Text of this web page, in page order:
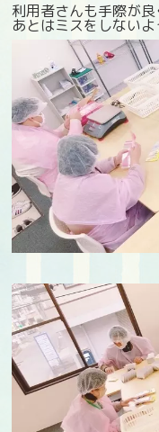
利用者さんも手際が良
あとはミスをしない